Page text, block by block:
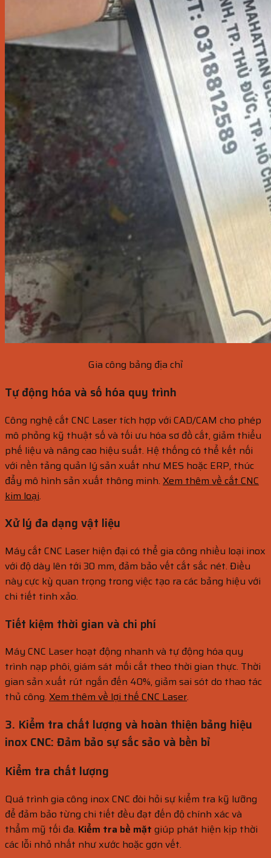
Gia công bảng địa chỉ
Tự động hóa và số hóa quy trình
Công nghệ cắt CNC Laser tích hợp với CAD/CAM cho phép
mô phỏng kỹ thuật số và tối ưu hóa sơ đồ cắt, giảm thiểu
phế liệu và nâng cao hiệu suất. Hệ thống có thể kết nối
với nền tảng quản lý sản xuất như MES hoặc ERP, thúc
đẩy mô hình sản xuất thông minh. Xem thêm về cắt CNC
kim loại.
Xử lý đa dạng vật liệu
Máy cắt CNC Laser hiện đại có thể gia công nhiều loại inox
với độ dày lên tới 30 mm, đảm bảo vết cắt sắc nét. Điều
này cực kỳ quan trọng trong việc tạo ra các bảng hiệu với
chi tiết tinh xảo.
Tiết kiệm thời gian và chi phí
Máy CNC Laser hoạt động nhanh và tự động hóa quy
trình nạp phôi, giám sát mối cắt theo thời gian thực. Thời
gian sản xuất rút ngắn đến 40%, giảm sai sót do thao tác
thủ công. Xem thêm về lợi thế CNC Laser.
3. Kiểm tra chất lượng và hoàn thiện bảng hiệu
inox CNC: Đảm bảo sự sắc sảo và bền bỉ
Kiểm tra chất lượng
Quá trình gia công inox CNC đòi hỏi sự kiểm tra kỹ lưỡng
để đảm bảo từng chi tiết đều đạt đến độ chính xác và
thẩm mỹ tối đa. Kiểm tra bề mặt giúp phát hiện kịp thời
các lỗi nhỏ nhất như xước hoặc gợn vết.